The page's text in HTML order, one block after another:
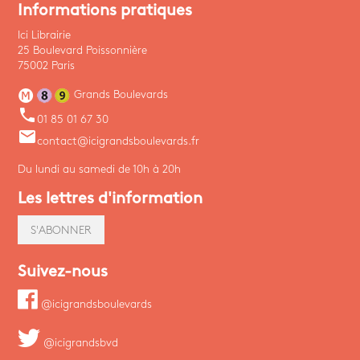
Informations pratiques
Ici Librairie
25 Boulevard Poissonnière
75002 Paris
Grands Boulevards
phone 01 85 01 67 30
emailcontact@icigrandsboulevards.fr
Du lundi au samedi de 10h à 20h
Les lettres d'information
S'ABONNER
Suivez-nous
@icigrandsboulevards
@icigrandsbvd